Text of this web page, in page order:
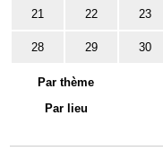
21 22 23
28 29 30
Par thème
Par lieu